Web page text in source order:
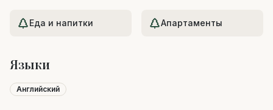
Еда и напитки Апартаменты
Языки
Английский